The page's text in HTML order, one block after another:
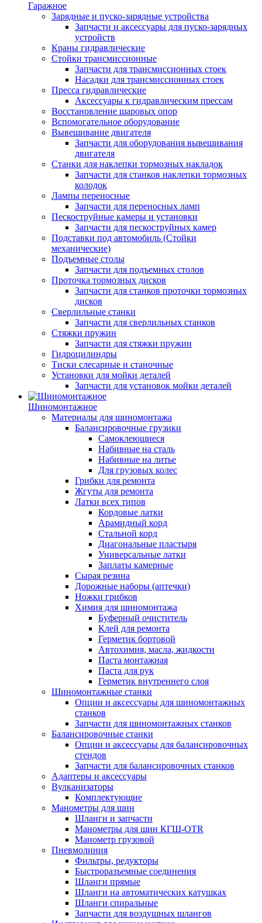
Гаражное
Зарядные и пуско-зарядные устройства
Запчасти и аксессуары для пуско-зарядных
устройств
Краны гидравлические
Стойки трансмиссионные
Запчасти для трансмиссионных стоек
Насадки для трансмиссионных стоек
Пресса гидравлические
Аксессуары к гидравлическим прессам
Восстановление шаровых опор
Вспомогательное оборудование
Вывешивание двигателя
Запчасти для оборудования вывешивания
двигателя
Станки для наклепки тормозных накладок
Запчасти для станков наклепки тормозных
колодок
Лампы переносные
Запчасти для переносных ламп
Пескоструйные камеры и установки
Запчасти для пескоструйных камер
Подставки под автомобиль (Стойки
механические)
Подъемные столы
Запчасти для подъемных столов
Проточка тормозных дисков
Запчасти для станков проточки тормозных
дисков
Сверлильные станки
Запчасти для сверлильных станков
Стяжки пружин
Запчасти для стяжки пружин
Гидроцилиндры
Тиски слесарные и станочные
Установки для мойки деталей
Запчасти для установок мойки деталей
Шиномонтажное
Материалы для шиномонтажа
Балансировочные грузики
Самоклеющиеся
Набивные на сталь
Набивные на литье
Для грузовых колес
Грибки для ремонта
Жгуты для ремонта
Латки всех типов
Кордовые латки
Арамидный корд
Стальной корд
Диагональные пластыря
Универсальные латки
Заплаты камерные
Сырая резина
Дорожные наборы (аптечки)
Ножки грибков
Химия для шиномонтажа
Буферный очиститель
Клей для ремонта
Герметик бортовой
Автохимия, масла, жидкости
Паста монтажная
Паста для рук
Герметик внутреннего слоя
Шиномонтажные станки
Опции и аксессуары для шиномонтажных
станков
Запчасти для шиномонтажных станков
Балансировочные станки
Опции и аксессуары для балансировочных
стендов
Запчасти для балансировочных станков
Адаптеры и аксессуары
Вулканизаторы
Комплектующие
Манометры для шин
Шланги и запчасти
Манометры для шин КГШ-OTR
Манометр грузовой
Пневмолиния
Фильтры, редукторы
Быстроразъемные соединения
Шланги прямые
Шланги на автоматических катушках
Шланги спиральные
Запчасти для воздушных шлангов